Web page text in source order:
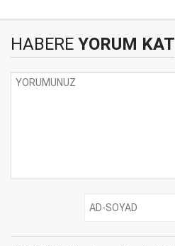
HABERE YORUM KAT